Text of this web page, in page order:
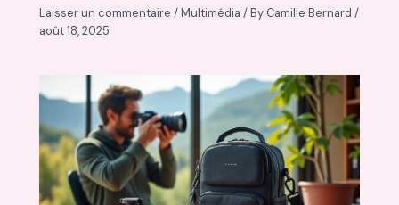
Laisser un commentaire /Multimédia / By Camille Bernard/
août 18, 2025